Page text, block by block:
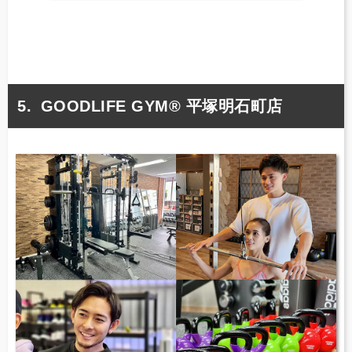
GOODLIFE GYM® 平塚明石町店